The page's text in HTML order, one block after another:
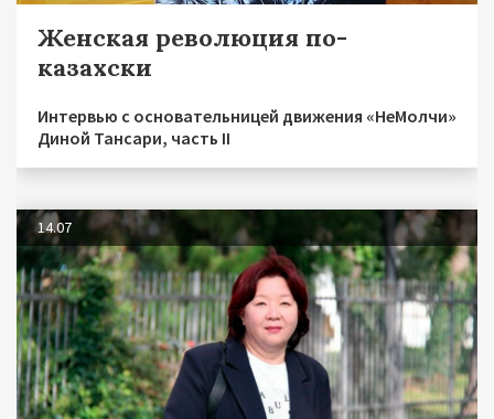
Женская революция по-
казахски
Интервью с основательницей движения «НеМолчи»
Диной Тансари, часть II
14.07